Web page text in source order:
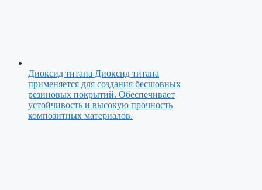
Диоксид титана Диоксид титана
применяется для создания бесшовных
резиновых покрытий. Обеспечивает
устойчивость и высокую прочность
композитных материалов.